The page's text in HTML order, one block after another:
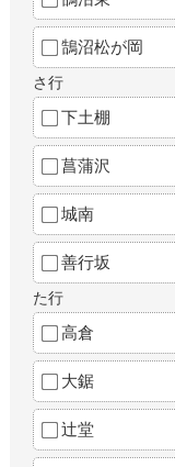
鵠沼松が岡
さ行
下土棚
菖蒲沢
城南
善行坂
た行
高倉
大鋸
辻堂